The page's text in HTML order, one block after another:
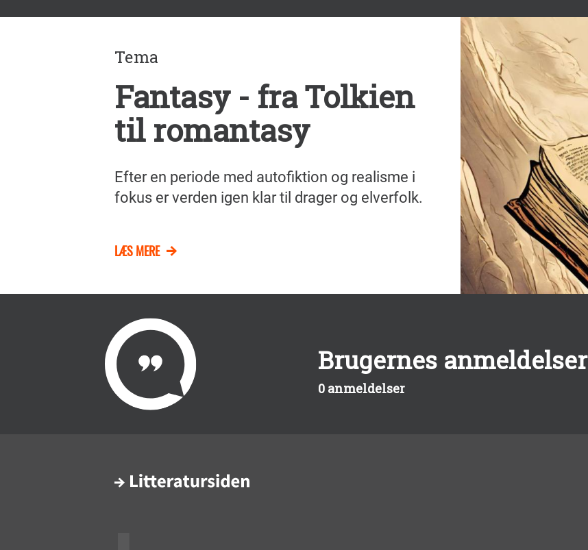
Tema
Fantasy - fra Tolkien
til romantasy
Efter en periode med autofiktion og realisme i
fokus er verden igen klar til drager og elverfolk.
LÆS MERE
Brugernes anmeldelser
0 anmeldelser